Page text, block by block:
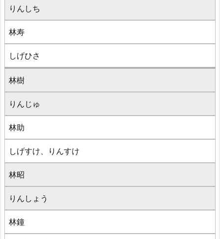
りんしち
林寿
しげひさ
林樹
りんじゅ
林助
しげすけ、りんすけ
林昭
りんしょう
林鐘